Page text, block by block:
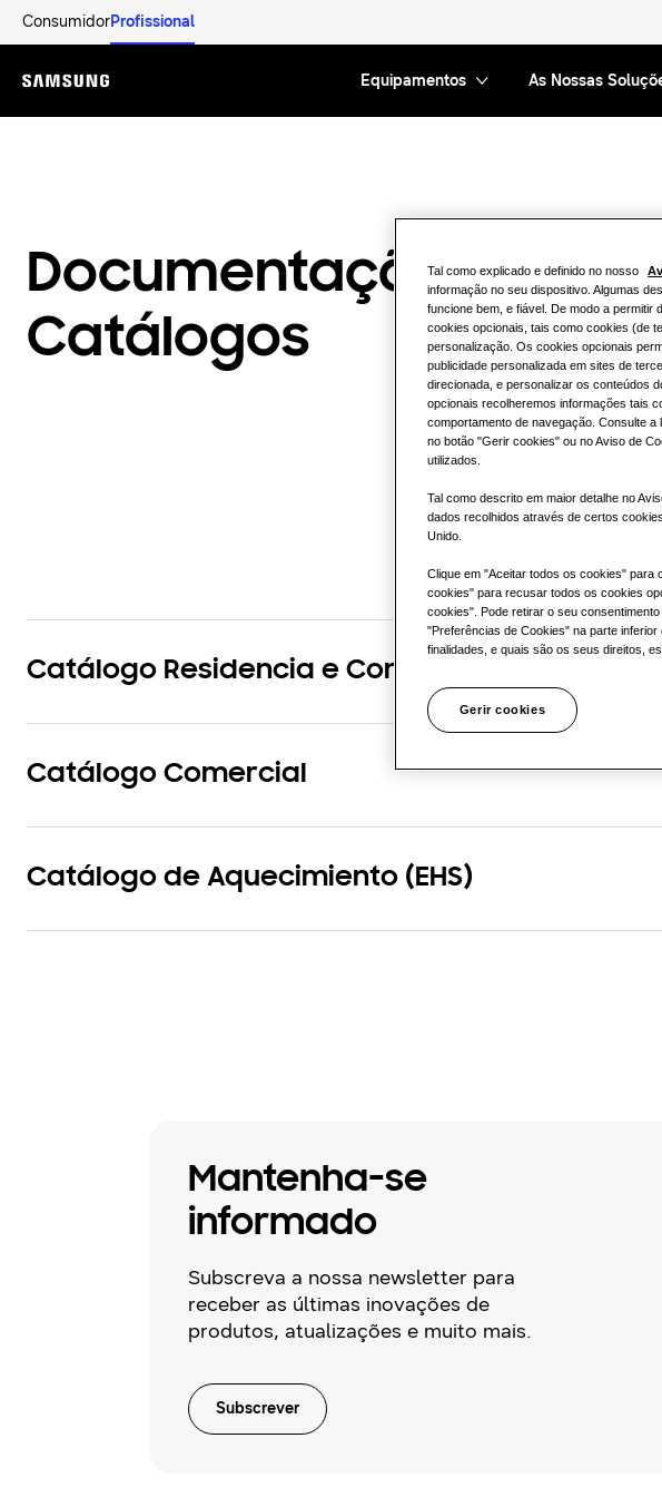
ConsumidorProfissional
Menu
Equipamentos As Nossas
Documentação e
Catálogos
Catálogo Residencia e Comercial (RLC)
Catálogo Comercial
Catálogo de Aquecimiento (EHS)
Mantenha-se
informado
Subscreva a nossa newsletter para
receber as últimas inovações de
produtos, atualizações e muito mais.
Subscrever
Tal como explicado e definido no nosso
informação no seu dispositivo. Algumas
funcione bem, e fiável. De modo a permitir
cookies opcionais, tais como cookies (de
personalização. Os cookies opcionais
publicidade personalizada em sites de
direcionada, e personalizar os conteúdos
opcionais recolheremos informações tais
comportamento de navegação. Consulte
no botão "Gerir cookies" ou no Aviso de
utilizados.
Tal como descrito em maior detalhe no
dados recolhidos através de certos
Unido.
Clique em "Aceitar todos os cookies" para
cookies" para recusar todos os cookies
cookies". Pode retirar o seu
"Preferências de Cookies" na parte
finalidades, e quais são os seus direitos,
Gerir cookies